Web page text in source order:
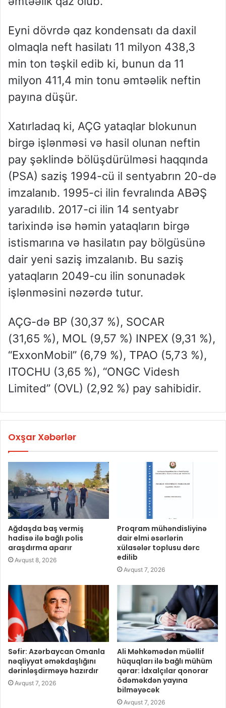
Eyni dövrdə qaz kondensatı da daxil
olmaqla neft hasilatı 11 milyon 438,3
min ton təşkil edib ki, bunun da 11
milyon 411,4 min tonu əmtəəlik neftin
payına düşür.
Xatırladaq ki, AÇG yataqlar blokunun
birgə işlənməsi və hasil olunan neftin
pay şəklində bölüşdürülməsi haqqında
(PSA) saziş 1994-cü il sentyabrın 20-də
imzalanıb. 1995-ci ilin fevralında ABƏŞ
yaradılıb. 2017-ci ilin 14 sentyabr
tarixində isə həmin yataqların birgə
istismarına və hasilatın pay bölgüsünə
dair yeni saziş imzalanıb. Bu saziş
yataqların 2049-cu ilin sonunadək
işlənməsini nəzərdə tutur.
AÇG-də BP (30,37 %), SOCAR
(31,65 %), MOL (9,57 %) INPEX (9,31 %),
“ExxonMobil” (6,79 %), TPAO (5,73 %),
ITOCHU (3,65 %), “ONGC Videsh
Limited” (OVL) (2,92 %) pay sahibidir.
Oxşar Xəbərlər
Ağdaşda baş vermiş
hadisə ilə bağlı polis
araşdırma aparır
Avqust 8, 2026
Proqram mühəndisliyinə
dair elmi əsərlərin
xülasələr toplusu dərc
edilib
Avqust 7, 2026
Səfir: Azərbaycan Omanla
nəqliyyat əməkdaşlığını
dərinləşdirməyə hazırdır
Avqust 7, 2026
Ali Məhkəmədən müəllif
hüquqları ilə bağlı mühüm
qərar: İdxalçılar qonorar
ödəməkdən yayına
bilməyəcək
Avqust 7, 2026